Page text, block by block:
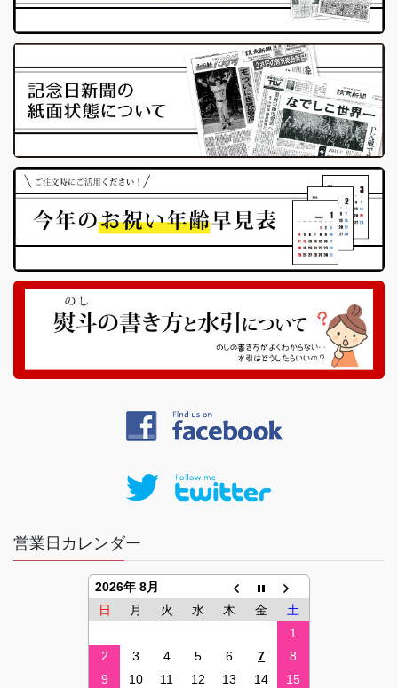
営業日カレンダー
2026年 8月
日
月 火 水 木 金
土
1
2
3 4 5 6 7
8
9
10 11 12 13 14
15